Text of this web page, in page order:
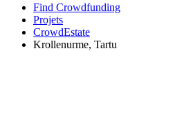
Find Crowdfunding
Projets
CrowdEstate
Krollenurme, Tartu